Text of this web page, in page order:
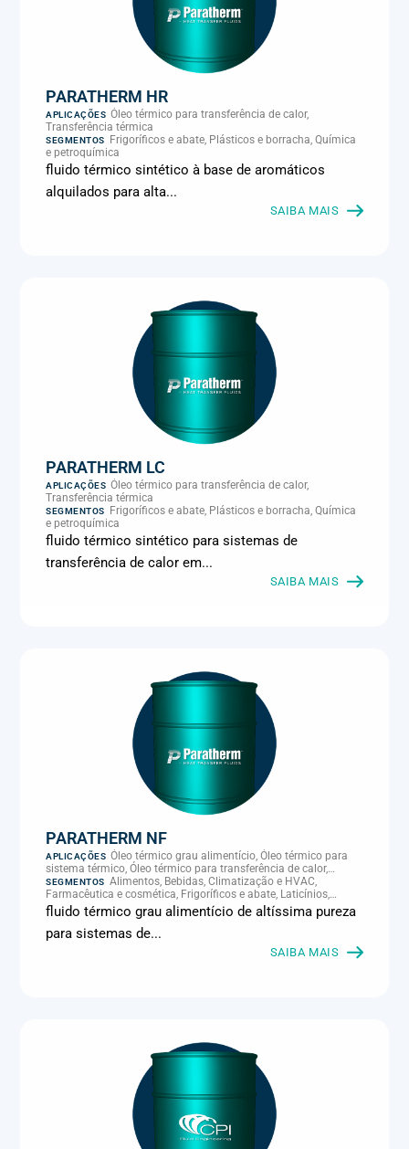
PARATHERM HR
APLICAÇÕES Óleo térmico para transferência de calor,
Transferência térmica
SEGMENTOS
Frigoríficos e abate, Plásticos e borracha, Química
e petroquímica
fluido térmico sintético à base de aromáticos
alquilados para alta...
SAIBA MAIS
PARATHERM LC
APLICAÇÕES Óleo térmico para transferência de calor,
Transferência térmica
SEGMENTOS
Frigoríficos e abate, Plásticos e borracha, Química
e petroquímica
fluido térmico sintético para sistemas de
transferência de calor em...
SAIBA MAIS
PARATHERM NF
APLICAÇÕES Óleo térmico grau alimentício, Óleo térmico para
sistema térmico, Óleo térmico para transferência de calor,
Transferência térmica
SEGMENTOS Alimentos, Bebidas, Climatização e HVAC,
Farmacêutica e cosmética, Frigoríficos e abate, Laticínios,
Panificação, Supermercados e refrigeração comercial
fluido térmico grau alimentício de altíssima pureza
para sistemas de...
SAIBA MAIS